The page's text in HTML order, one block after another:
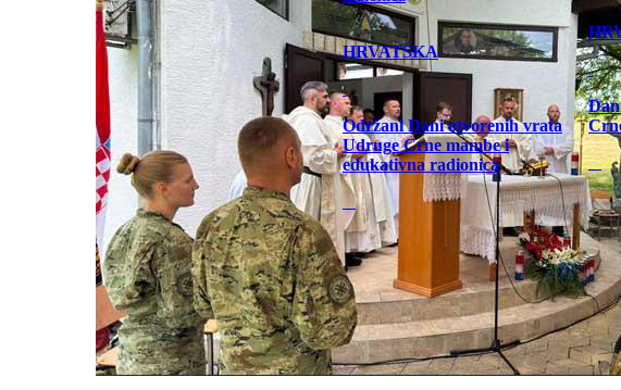
HRVATSKA
Održani Dani otvorenih vrata
Udruge Crne mambe i
edukativna radionica